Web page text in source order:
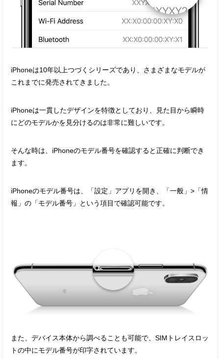
iPhoneは10年以上つづくシリーズであり、さまざまなモデルが
これまでに発売されてきました。
iPhoneは一貫したデザインを特徴としており、見た目から瞬時
にどのモデルかを見分けるのは非常に難しいです。
そんな時は、iPhoneのモデル番号を確認すると正確に判断でき
ます。
iPhoneのモデル番号は、「設定」アプリを開き、「一般」>「情
報」の「モデル番号」という項目で確認可能です。
また、デバイス本体から調べることも可能で、SIMトレイスロッ
トの中にモデル番号が印字されています。